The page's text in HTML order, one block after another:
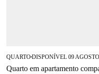
QUARTO■DISPONÍVEL 09 AGOSTO
Quarto em apartamento